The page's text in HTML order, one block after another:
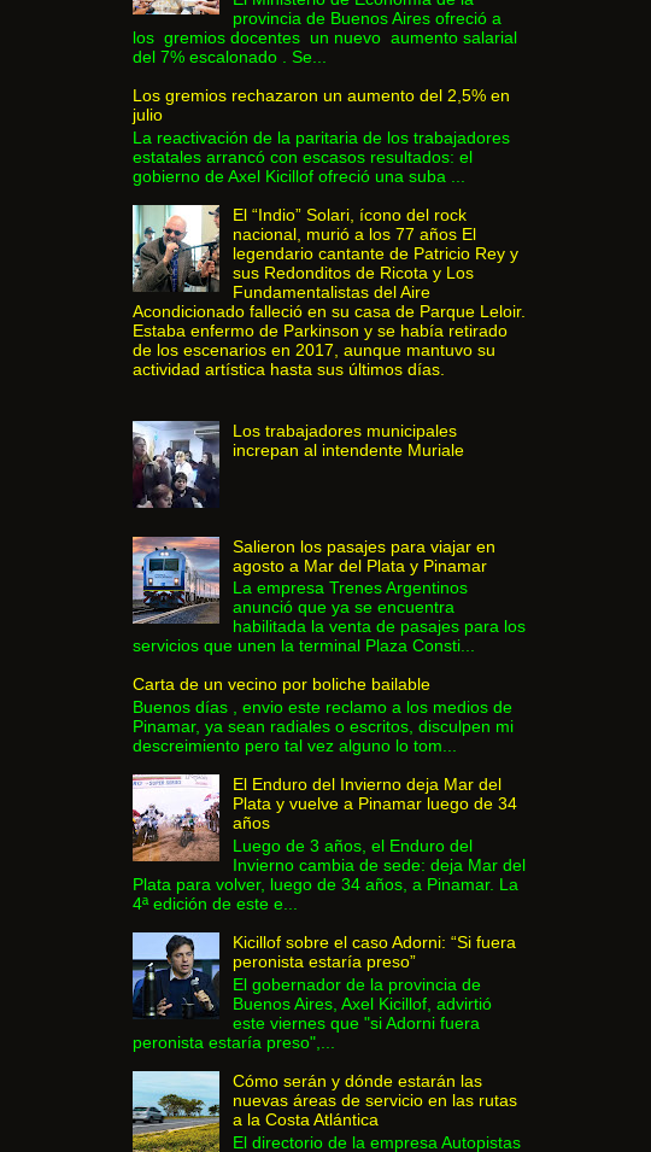
provincia de Buenos Aires ofreció a
los gremios docentes un nuevo aumento salarial
del 7% escalonado . Se...
Los gremios rechazaron un aumento del 2,5% en
julio
La reactivación de la paritaria de los trabajadores
estatales arrancó con escasos resultados: el
gobierno de Axel Kicillof ofreció una suba ...
El “Indio” Solari, ícono del rock
nacional, murió a los 77 años El
legendario cantante de Patricio Rey y
sus Redonditos de Ricota y Los
Fundamentalistas del Aire
Acondicionado falleció en su casa de Parque Leloir.
Estaba enfermo de Parkinson y se había retirado
de los escenarios en 2017, aunque mantuvo su
actividad artística hasta sus últimos días.
Los trabajadores municipales
increpan al intendente Muriale
Salieron los pasajes para viajar en
agosto a Mar del Plata y Pinamar
La empresa Trenes Argentinos
anunció que ya se encuentra
habilitada la venta de pasajes para los
servicios que unen la terminal Plaza Consti...
Carta de un vecino por boliche bailable
Buenos días , envio este reclamo a los medios de
Pinamar, ya sean radiales o escritos, disculpen mi
descreimiento pero tal vez alguno lo tom...
El Enduro del Invierno deja Mar del
Plata y vuelve a Pinamar luego de 34
años
Luego de 3 años, el Enduro del
Invierno cambia de sede: deja Mar del
Plata para volver, luego de 34 años, a Pinamar. La
4ª edición de este e...
Kicillof sobre el caso Adorni: “Si fuera
peronista estaría preso”
El gobernador de la provincia de
Buenos Aires, Axel Kicillof, advirtió
este viernes que "si Adorni fuera
peronista estaría preso",...
Cómo serán y dónde estarán las
nuevas áreas de servicio en las rutas
a la Costa Atlántica
El directorio de la empresa Autopistas